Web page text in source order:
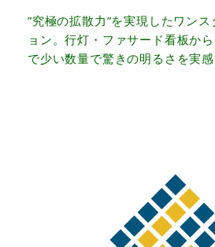
”究極の拡散力”を実現したワン
ョン。行灯・ファサード看板か
で少い数量で驚きの明るさを実感